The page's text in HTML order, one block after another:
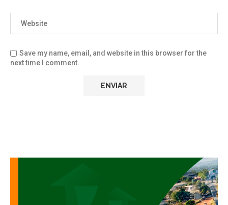
Save my name, email, and website in this browser for the
next time I comment.